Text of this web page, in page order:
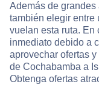
Además de
también elegir entre
vuelan esta ruta. En
inmediato debido a
aprovechar ofertas
de Cochabamba a
Obtenga ofertas